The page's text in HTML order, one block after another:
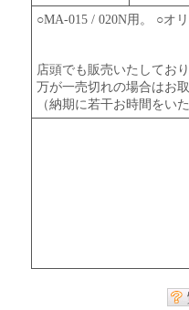
○MA-015 / 020N用。 ○オ
店頭でも販売いたしてお
万が一売切れの場合はお
（納期に若干お時間をい